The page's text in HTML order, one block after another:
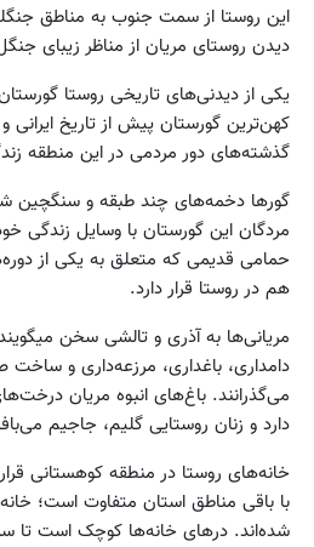
این روستا از سمت جنوب به مناطق
دیدن روستای مریان از مناظر زیبای
یکی از دیدنی‌های تاریخی روستا
کهن‌ترین گورستان پیش از تاریخ ایرانی
گذشته‌های دور مردمی در این منطقه
گورها دخمه‌ه‏ای چند طبقه و سنگچین
مردگان این گورستان با وسایل زندگی
حمامی قدیمی که متعلق به یکی از
هم در روستا قرار دارد.
مریانی‌ها به آذری و تالشی سخن
دامداری، باغداری، مرزعه‌داری و
می‌گذرانند. باغ‌های انبوه مریان
دارد و زنان روستایی گلیم، جاجیم
خانه‌های روستا در منطقه کوهستانی قرار
با باقی مناطق استان متفاوت است؛
شده‌اند. درهای خانه‌ها کوچک است تا